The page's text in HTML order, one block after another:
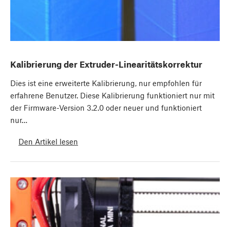
Kalibrierung der Extruder-Linearitätskorrektur
Dies ist eine erweiterte Kalibrierung, nur empfohlen für
erfahrene Benutzer. Diese Kalibrierung funktioniert nur mit
der Firmware-Version 3.2.0 oder neuer und funktioniert
nur…
Den Artikel lesen